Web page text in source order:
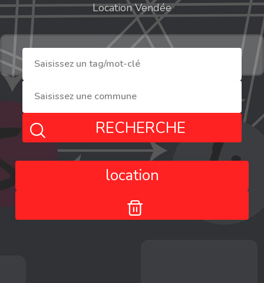
Location Vendée
RECHERCHE
location